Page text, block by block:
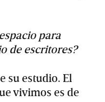
para
de escritores?
su estudio. El
vivimos es de